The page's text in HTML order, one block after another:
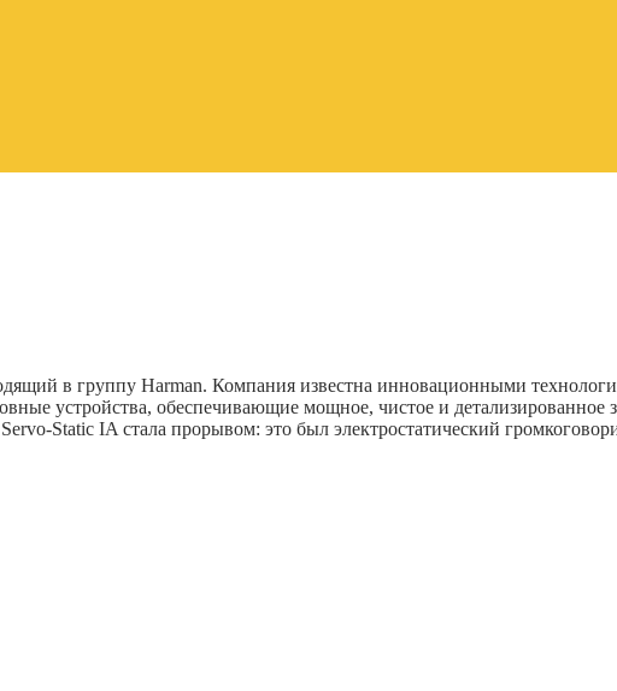
в группу Harman. Компания известна инновационными
устройства, обеспечивающие мощное, чистое и
Static IA стала прорывом: это был электростатический